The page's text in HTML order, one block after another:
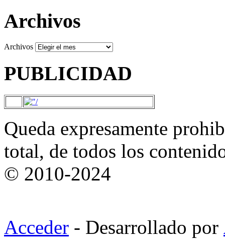
Archivos
Archivos
PUBLICIDAD
Queda expresamente
total, de todos los
© 2010-2024
Acceder - Desarrollado por